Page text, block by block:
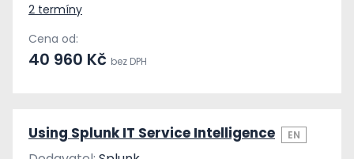
2 termíny
Cena od:
40 960 Kč bez DPH
Using Splunk IT Service Intelligence EN